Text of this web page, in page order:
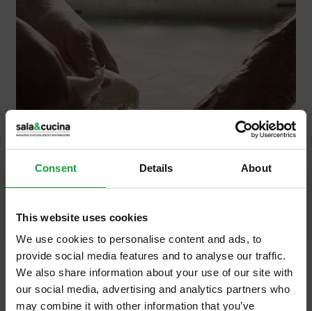
Consent Details About
This website uses cookies
We use cookies to personalise content and ads, to
provide social media features and to analyse our traffic.
We also share information about your use of our site with
our social media, advertising and analytics partners who
may combine it with other information that you’ve
21/07/2026
La regina dell'estate: